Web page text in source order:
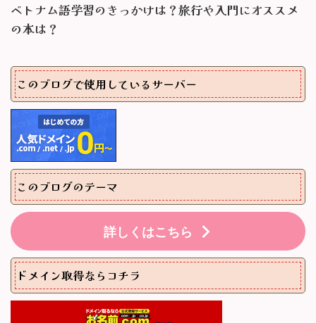
ベトナム語学習のきっかけは？旅行や入門にオススメ
の本は？
このブログで使用しているサーバー
このブログのテーマ
詳しくはこちら
ドメイン取得ならコチラ